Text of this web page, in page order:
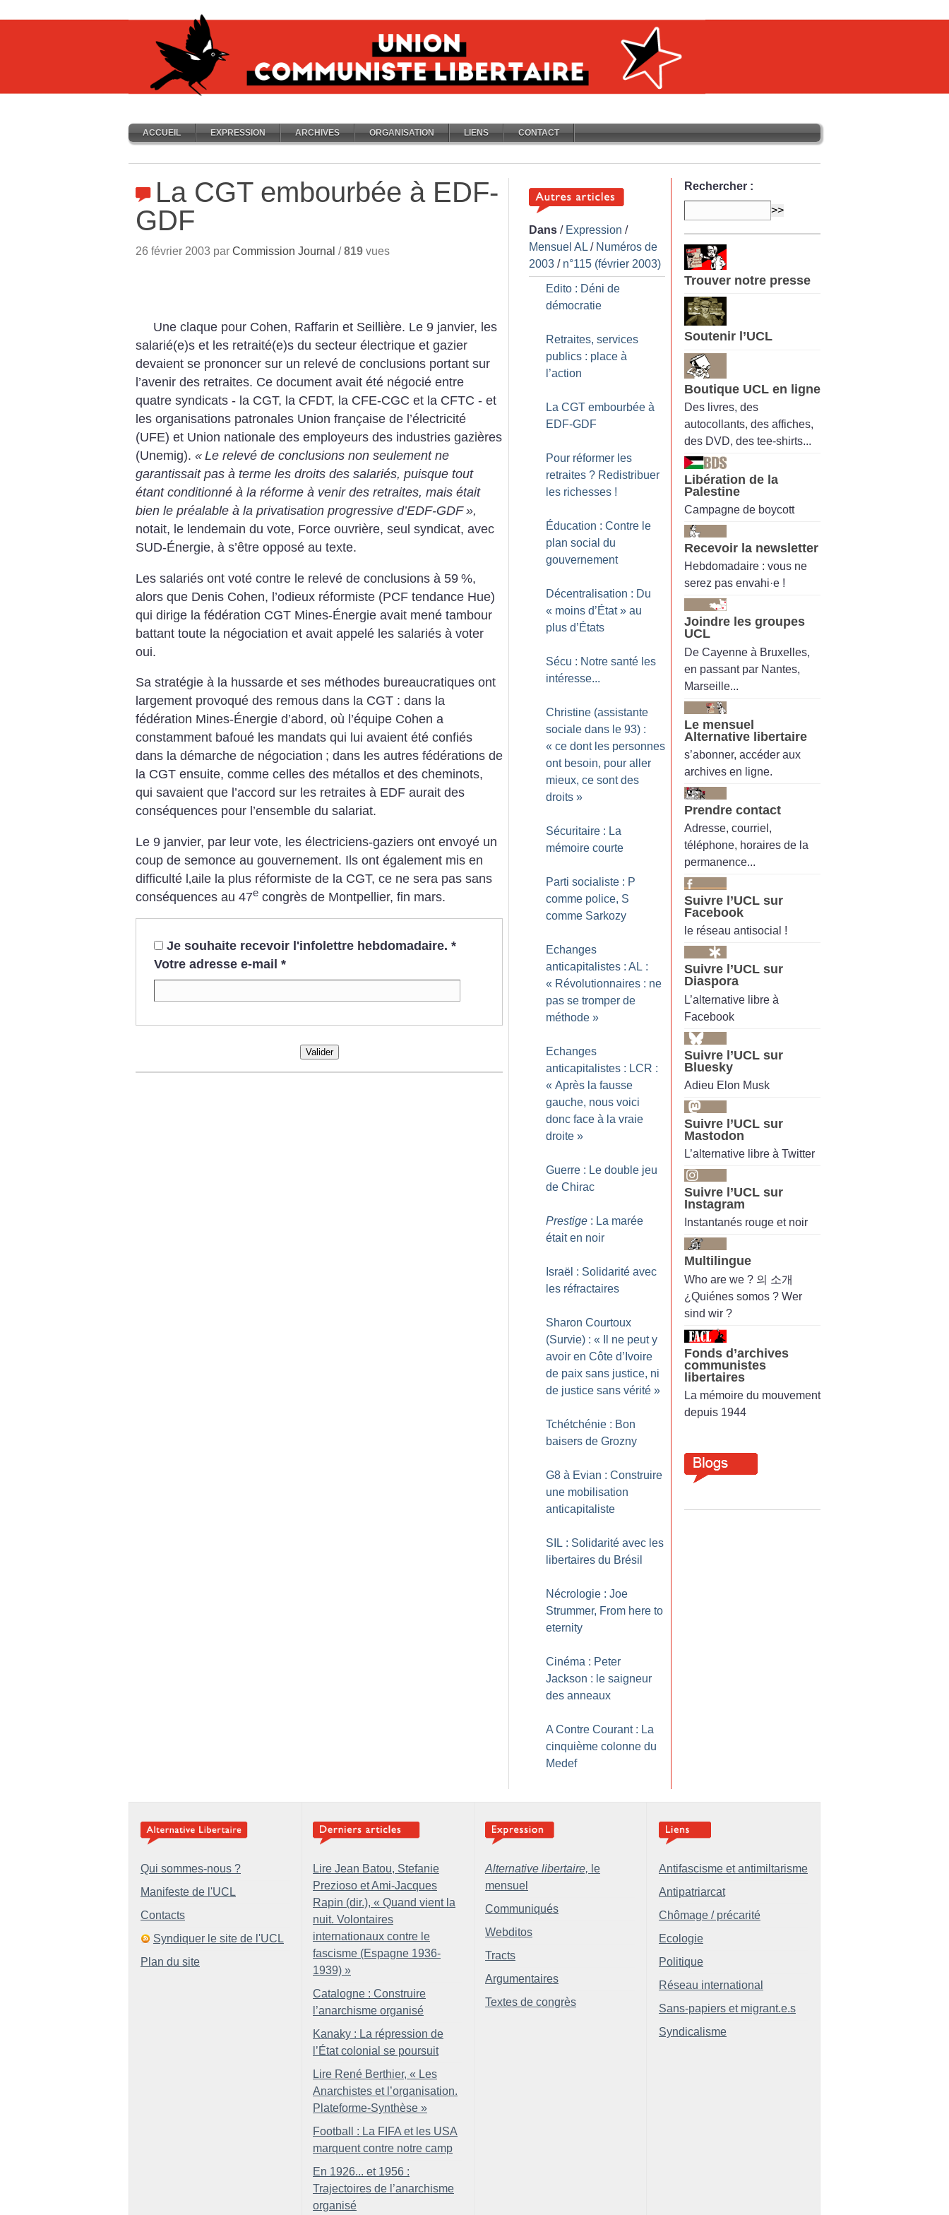
ACCUEIL EXPRESSION ARCHIVES ORGANISATION LIENS CONTACT
La CGT embourbée à EDF-
GDF
26 février 2003 par Commission Journal /819 vues
Une claque pour Cohen, Raffarin et Seillière. Le 9 janvier, les
salarié(e)s et les retraité(e)s du secteur électrique et gazier
devaient se prononcer sur un relevé de conclusions portant sur
l’avenir des retraites. Ce document avait été négocié entre
quatre syndicats - la CGT, la CFDT, la CFE-CGC et la CFTC - et
les organisations patronales Union française de l’électricité
(UFE) et Union nationale des employeurs des industries gazières
(Unemig). « Le relevé de conclusions non seulement ne
garantissait pas à terme les droits des salariés, puisque tout
étant conditionné à la réforme à venir des retraites, mais était
bien le préalable à la privatisation progressive d’EDF-GDF »,
notait, le lendemain du vote, Force ouvrière, seul syndicat, avec
SUD-Énergie, à s’être opposé au texte.
Les salariés ont voté contre le relevé de conclusions à 59 %,
alors que Denis Cohen, l’odieux réformiste (PCF tendance Hue)
qui dirige la fédération CGT Mines-Énergie avait mené tambour
battant toute la négociation et avait appelé les salariés à voter
oui.
Sa stratégie à la hussarde et ses méthodes bureaucratiques ont
largement provoqué des remous dans la CGT : dans la
fédération Mines-Énergie d’abord, où l’équipe Cohen a
constamment bafoué les mandats qui lui avaient été confiés
dans la démarche de négociation ; dans les autres fédérations de
la CGT ensuite, comme celles des métallos et des cheminots,
qui savaient que l’accord sur les retraites à EDF aurait des
conséquences pour l’ensemble du salariat.
Le 9 janvier, par leur vote, les électriciens-gaziers ont envoyé un
coup de semonce au gouvernement. Ils ont également mis en
difficulté l‚aile la plus réformiste de la CGT, ce ne sera pas sans
conséquences au 47e congrès de Montpellier, fin mars.
Je souhaite recevoir l'infolettre hebdomadaire. *
Votre adresse e-mail *
Valider
Dans / Expression /
Mensuel AL / Numéros de
2003 / n°115 (février 2003)
Edito : Déni de
démocratie
Retraites, services
publics : place à
l’action
La CGT embourbée à
EDF-GDF
Pour réformer les
retraites ? Redistribuer
les richesses !
Éducation : Contre le
plan social du
gouvernement
Décentralisation : Du
« moins d’État » au
plus d’États
Sécu : Notre santé les
intéresse...
Christine (assistante
sociale dans le 93) :
« ce dont les personnes
ont besoin, pour aller
mieux, ce sont des
droits »
Sécuritaire : La
mémoire courte
Parti socialiste : P
comme police, S
comme Sarkozy
Echanges
anticapitalistes : AL :
« Révolutionnaires : ne
pas se tromper de
méthode »
Echanges
anticapitalistes : LCR :
« Après la fausse
gauche, nous voici
donc face à la vraie
droite »
Guerre : Le double jeu
de Chirac
Prestige : La marée
était en noir
Israël : Solidarité avec
les réfractaires
Sharon Courtoux
(Survie) : «
Il ne peut y
avoir en Côte d’Ivoire
de paix sans justice, ni
de justice sans vérité »
Tchétchénie : Bon
baisers de Grozny
G8 à Evian : Construire
une mobilisation
anticapitaliste
SIL : Solidarité avec les
libertaires du Brésil
Nécrologie : Joe
Strummer, From here to
eternity
Cinéma : Peter
Jackson : le saigneur
des anneaux
A Contre Courant : La
cinquième colonne du
Medef
Rechercher :
Trouver notre presse
Soutenir l’UCL
Boutique UCL en ligne
Des livres, des
autocollants, des affiches,
des DVD, des tee-shirts...
Libération de la
Palestine
Campagne de boycott
Recevoir la newsletter
Hebdomadaire : vous ne
serez pas envahi·e !
Joindre les groupes
UCL
De Cayenne à Bruxelles,
en passant par Nantes,
Marseille...
Le mensuel
Alternative libertaire
s’abonner, accéder aux
archives en ligne.
Prendre contact
Adresse, courriel,
téléphone, horaires de la
permanence...
Suivre l’UCL sur
Facebook
le réseau antisocial !
Suivre l’UCL sur
Diaspora
L’alternative libre à
Facebook
Suivre l’UCL sur
Bluesky
Adieu Elon Musk
Suivre l’UCL sur
Mastodon
L’alternative libre à Twitter
Suivre l’UCL sur
Instagram
Instantanés rouge et noir
Multilingue
Who are we ? 의 소개
¿Quiénes somos ? Wer
sind wir ?
Fonds d’archives
communistes
libertaires
La mémoire du mouvement
depuis 1944
Qui sommes-nous ?
Manifeste de l'UCL
Contacts
Syndiquer le site de l'UCL
Plan du site
Lire Jean Batou, Stefanie
Prezioso et Ami-Jacques
Rapin (dir.), « Quand vient la
nuit. Volontaires
internationaux contre le
fascisme (Espagne 1936-
1939) »
Catalogne : Construire
l’anarchisme organisé
Kanaky : La répression de
l’État colonial se poursuit
Lire René Berthier, « Les
Anarchistes et l’organisation.
Plateforme-Synthèse »
Football : La FIFA et les USA
marquent contre notre camp
En 1926... et 1956 :
Trajectoires de l’anarchisme
organisé
Alternative libertaire, le
mensuel
Communiqués
Webditos
Tracts
Argumentaires
Textes de congrès
Antifascisme et antimiltarisme
Antipatriarcat
Chômage / précarité
Ecologie
Politique
Réseau international
Sans-papiers et migrant.e.s
Syndicalisme